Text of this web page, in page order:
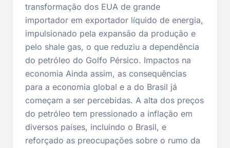
transformação dos EUA de grande
importador em exportador líquido de energia,
impulsionado pela expansão da produção e
pelo shale gas, o que reduziu a dependência
do petróleo do Golfo Pérsico. Impactos na
economia Ainda assim, as consequências
para a economia global e a do Brasil já
começam a ser percebidas. A alta dos preços
do petróleo tem pressionado a inflação em
diversos países, incluindo o Brasil, e
reforçado as preocupações sobre o rumo da